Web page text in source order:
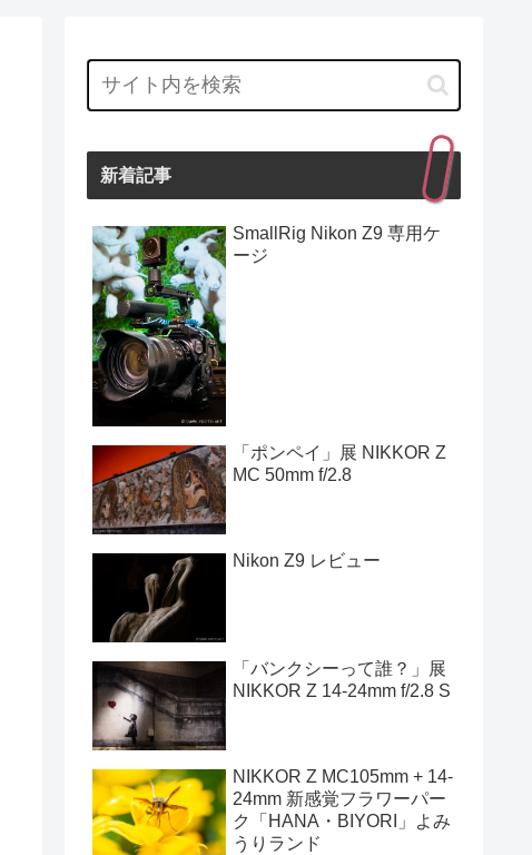
新着記事
SmallRig Nikon Z9 専用ケ
ージ
「ポンペイ」展 NIKKOR Z
MC 50mm f/2.8
Nikon Z9 レビュー
「バンクシーって誰？」展
NIKKOR Z 14-24mm f/2.8 S
NIKKOR Z MC105mm + 14-
24mm 新感覚フラワーパー
ク「HANA・BIYORI」よみ
うりランド